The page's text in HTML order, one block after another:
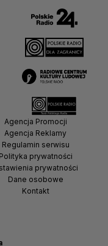
Agencja Promocji
Agencja Reklamy
Regulamin serwisu
Polityka prywatności
prywatności
Dane osobowe
Kontakt